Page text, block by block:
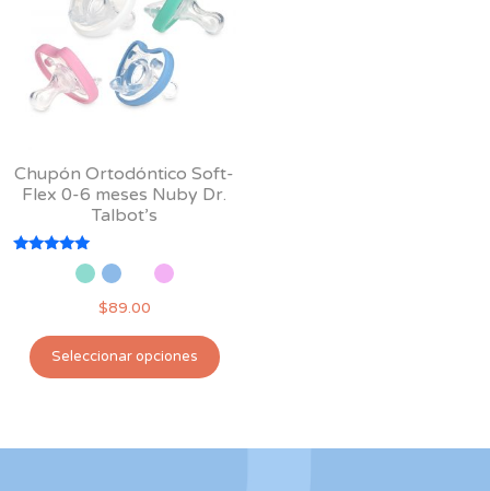
Chupón Ortodóntico Soft-
Flex 0-6 meses Nuby Dr.
Talbot’s
Valorado
$89.00
Seleccionar opciones
Este
producto
variantes.